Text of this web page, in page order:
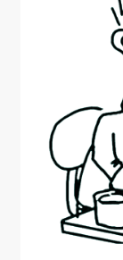
断电流，避免